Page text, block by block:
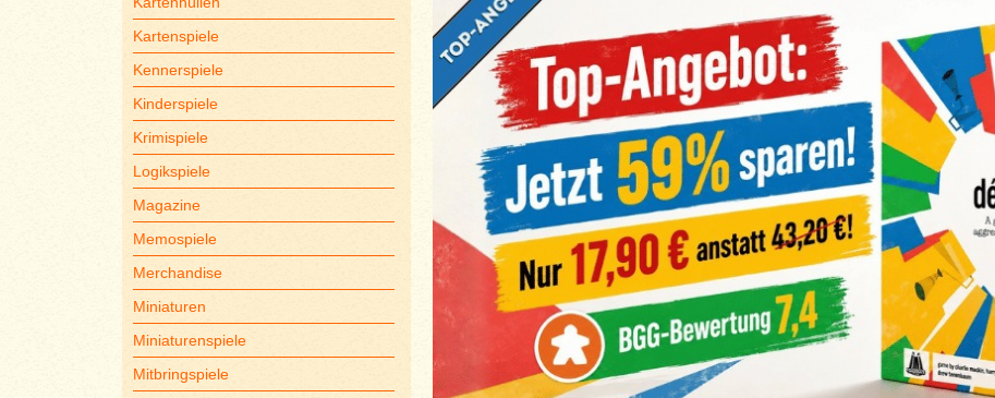
Kartenspiele
Kennerspiele
Kinderspiele
Krimispiele
Logikspiele
Magazine
Memospiele
Merchandise
Miniaturen
Miniaturenspiele
Mitbringspiele